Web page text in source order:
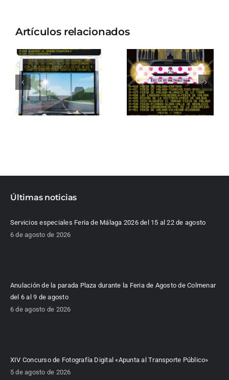
Artículos relacionados
Últimas noticias
Servicios especiales Feria de Málaga 2026 del 15 al 22 de agosto
6 de agosto de 2026
Anulación de la parada Plaza durante la Feria de Agosto de Colmenar
del 6 al 9 de agosto
6 de agosto de 2026
XIV Concurso de Fotografía Digital «Apunta al Transporte Público»
5 de agosto de 2026